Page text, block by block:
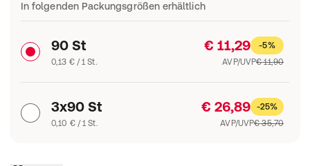
In folgenden Packungsgrößen erhältlich
90 St
0,13 € / 1 St.
€ 11,29
-5%
AVP/UVP€ 11,90
3x90 St
0,10 € / 1 St.
€ 26,89
-25%
AVP/UVP€ 35,70